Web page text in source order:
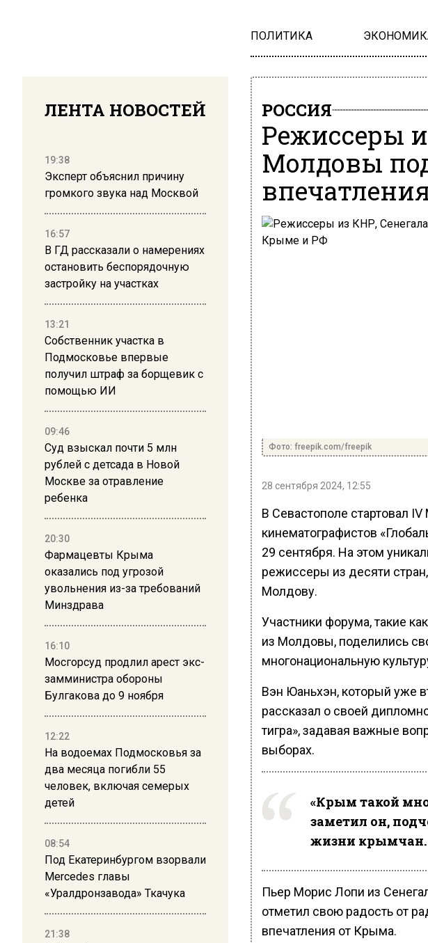
ПОЛИТИКА
ЛЕНТА НОВОСТЕЙ
19:38
Эксперт объяснил причину
громкого звука над Москвой
16:57
В ГД рассказали о намерениях
остановить беспорядочную
застройку на участках
13:21
Собственник участка в
Подмосковье впервые
получил штраф за борщевик с
помощью ИИ
09:46
Суд взыскал почти 5 млн
рублей с детсада в Новой
Москве за отравление
ребенка
20:30
Фармацевты Крыма
оказались под угрозой
увольнения из-за требований
Минздрава
16:10
Мосгорсуд продлил арест экс-
замминистра обороны
Булгакова до 9 ноября
12:22
На водоемах Подмосковья за
два месяца погибли 55
человек, включая семерых
детей
08:54
Под Екатеринбургом взорвали
Mercedes главы
«Уралдронзавода» Ткачука
21:38
РОССИЯ
Режиссеры
Молдовы
Фото: freepik.com/freepik
28 сентября 2024, 12:55
В Севастополе стартовал
кинематографистов
29 сентября. На этом
режиссеры из десяти
Молдову.
Участники форума, такие
из Молдовы, поделились
многонациональную
Вэн Юаньхэн, который уже
рассказал о своей
тигра», задавая важные
выборах.
«Крым такой
заметил он,
жизни крымчан.
Пьер Морис Лопи из
отметил свою радость от
впечатления от Крыма.